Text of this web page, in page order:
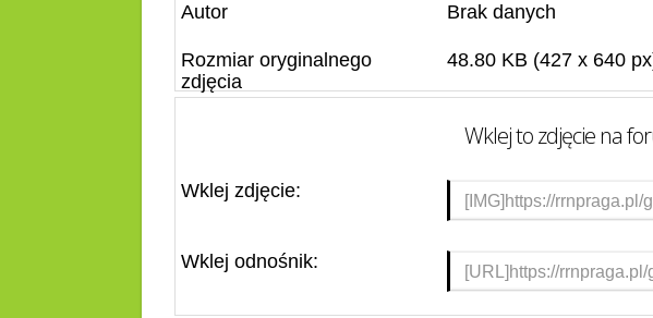
Autor Brak danych
Rozmiar oryginalnego
zdjęcia
48.80 KB (427 x 640
Wklej to zdjęcie na
Wklej zdjęcie:
Wklej odnośnik: